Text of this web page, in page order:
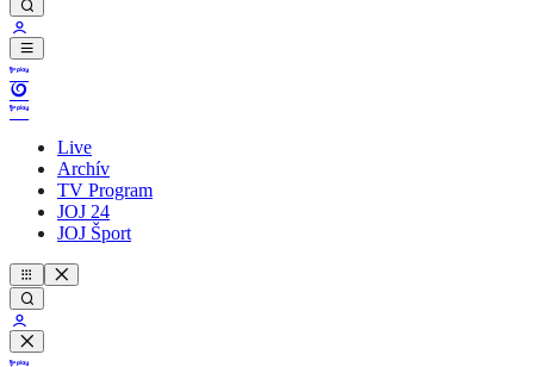
Live
Archív
TV Program
JOJ 24
JOJ Šport